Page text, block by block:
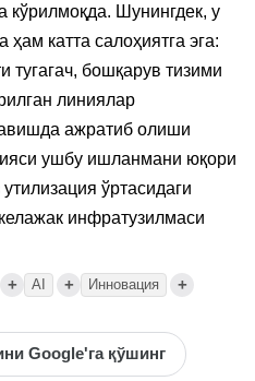
Шунингдек, у
катта салоҳиятга эга:
тугагач, бошқарув тизими
линиялар
ажратиб олиши
ушбу ишланмани юқори
ўртасидаги
инфратузилмаси
+ AI + Инновация +
Google'га қўшинг